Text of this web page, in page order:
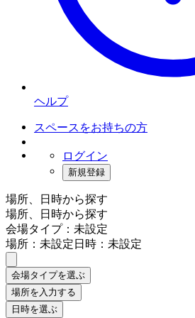
ヘルプ
スペースをお持ちの方
ログイン
新規登録
場所、日時から探す
場所、日時から探す
会場タイプ：未設定
場所：未設定日時：未設定
会場タイプを選ぶ
場所を入力する
日時を選ぶ